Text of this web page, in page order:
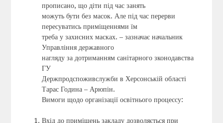
прописано, що діти під час занять
можуть бути без масок. Але під час перерви
пересуватись приміщеннями їм
треба у захисних масках. – зазначає начальник
Управління державного
нагляду за дотриманням санітарного зконодавства
ГУ
Держпродспоживслужби в Херсонській області
Тарас Година – Арюпін.
Вимоги щодо організації освітнього процессу:
Вхід до приміщень закладу дозволяється при